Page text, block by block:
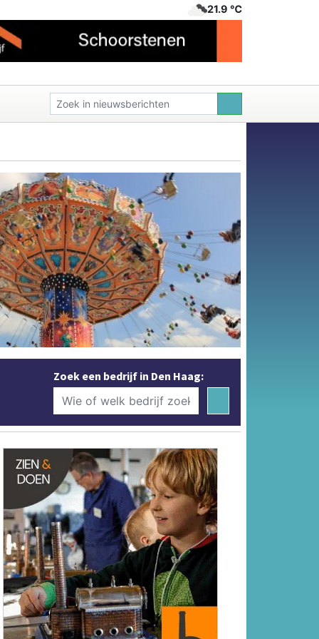
21.9 ℃
Zoek een bedrijf in Den Haag: